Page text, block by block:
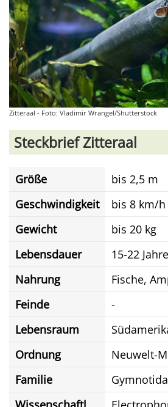
Zitteraal - Foto: Vladimir Wrangel/Shutterstock
Steckbrief Zitteraal
Größe
bis 2,5 m
Geschwindigkeit
bis 8 km/h
Gewicht
bis 20 kg
Lebensdauer
15-22 Jahre
Nahrung
Fische,
Feinde
-
Lebensraum
Ordnung
Neuwelt-
Familie